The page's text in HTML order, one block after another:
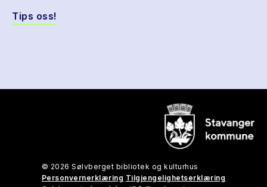
Tips oss!
© 2026 Sølvberget bibliotek og kulturhus
Personvernerklæring Tilgjengelighetserklæring